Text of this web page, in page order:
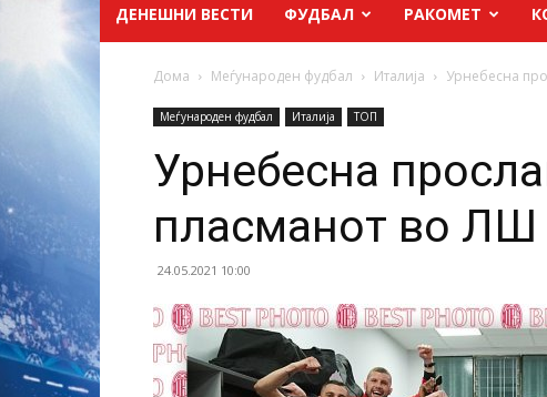
ДЕНЕШНИ ВЕСТИ ФУДБАЛ РАКОМЕТ
Дома Меѓународен фудбал Италија Урнебесна
Меѓународен фудбал Италија ТОП
Урнебесна
пласманот во
24.05.2021 10:00